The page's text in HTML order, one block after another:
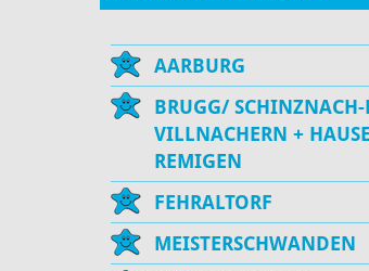
AARBURG
BRUGG/ SCHINZNACH-
VILLNACHERN +
REMIGEN
FEHRALTORF
MEISTERSCHWANDEN